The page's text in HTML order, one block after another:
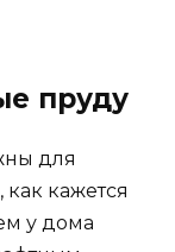
пруду
для
как кажется
у дома